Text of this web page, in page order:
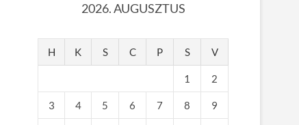
2026. AUGUSZTUS
H K S C P S V
1 2
3 4 5 6 7 8 9